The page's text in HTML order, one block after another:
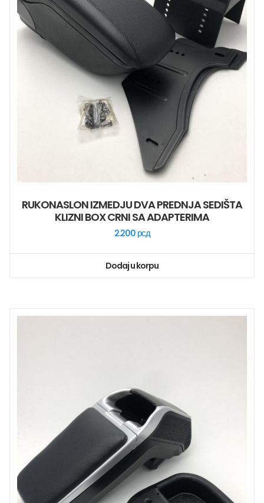
RUKONASLON IZMEDJU DVA PREDNJA SEDIŠTA
KLIZNI BOX CRNI SA ADAPTERIMA
2.200 рсд
Dodaj u korpu